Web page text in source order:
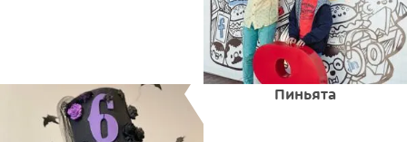
Пиньята